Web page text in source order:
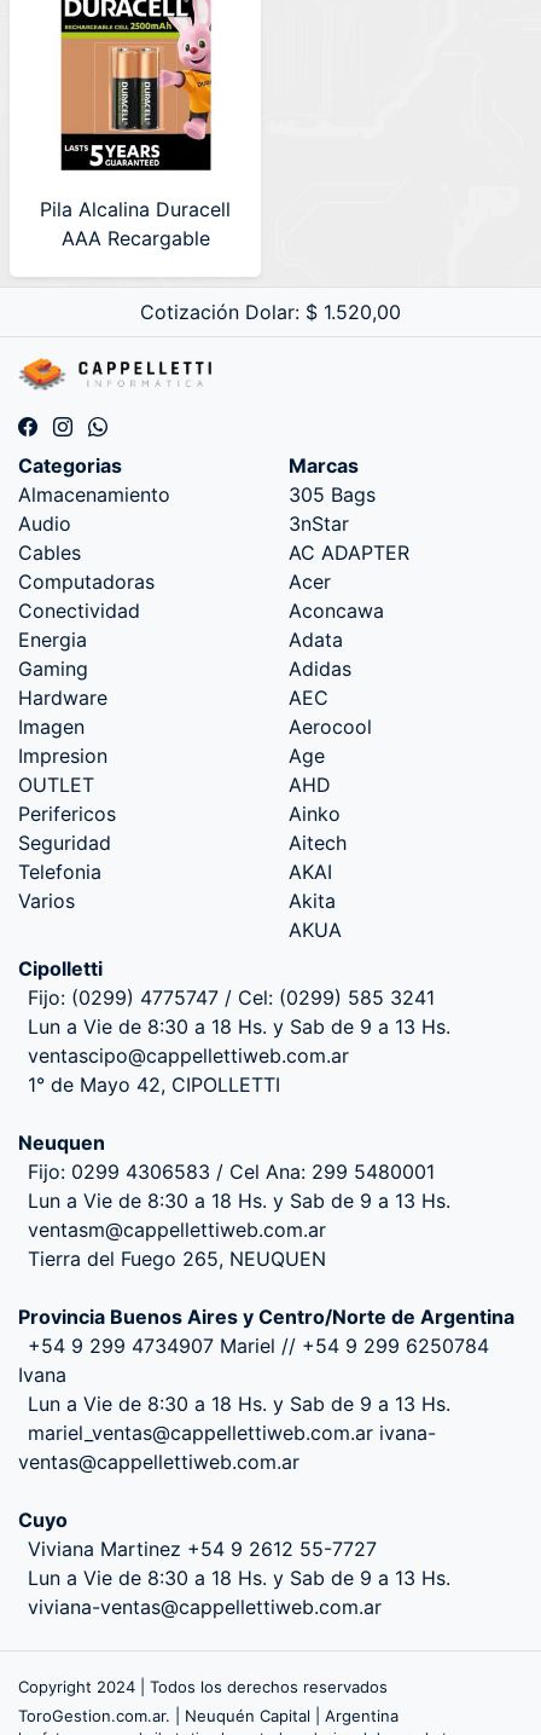
Pila Alcalina Duracell
AAA Recargable
Cotización Dolar: $ 1.520,00
Categorias
Almacenamiento
Audio
Cables
Computadoras
Conectividad
Energia
Gaming
Hardware
Imagen
Impresion
OUTLET
Perifericos
Seguridad
Telefonia
Varios
Marcas
305 Bags
3nStar
AC ADAPTER
Acer
Aconcawa
Adata
Adidas
AEC
Aerocool
Age
AHD
Ainko
Aitech
AKAI
Akita
AKUA
Cipolletti
Fijo: (0299) 4775747 / Cel: (0299) 585 3241
Lun a Vie de 8:30 a 18 Hs. y Sab de 9 a 13 Hs.
ventascipo@cappellettiweb.com.ar
1° de Mayo 42, CIPOLLETTI
Neuquen
Fijo: 0299 4306583 / Cel Ana: 299 5480001
Lun a Vie de 8:30 a 18 Hs. y Sab de 9 a 13 Hs.
ventasm@cappellettiweb.com.ar
Tierra del Fuego 265, NEUQUEN
Provincia Buenos Aires y Centro/Norte de Argentina
+54 9 299 4734907 Mariel // +54 9 299 6250784
Ivana
Lun a Vie de 8:30 a 18 Hs. y Sab de 9 a 13 Hs.
mariel_ventas@cappellettiweb.com.ar ivana-
ventas@cappellettiweb.com.ar
Cuyo
Viviana Martinez +54 9 2612 55-7727
Lun a Vie de 8:30 a 18 Hs. y Sab de 9 a 13 Hs.
viviana-ventas@cappellettiweb.com.ar
Copyright 2024 | Todos los derechos reservados
ToroGestion.com.ar. | Neuquén Capital | Argentina